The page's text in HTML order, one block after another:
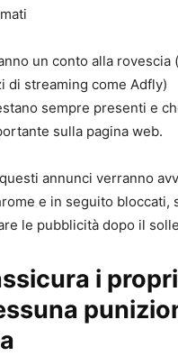
un conto alla rovescia
di streaming come Adfly)
sempre presenti e
sulla pagina web.
annunci verranno
e in seguito bloccati,
le pubblicità dopo il
i